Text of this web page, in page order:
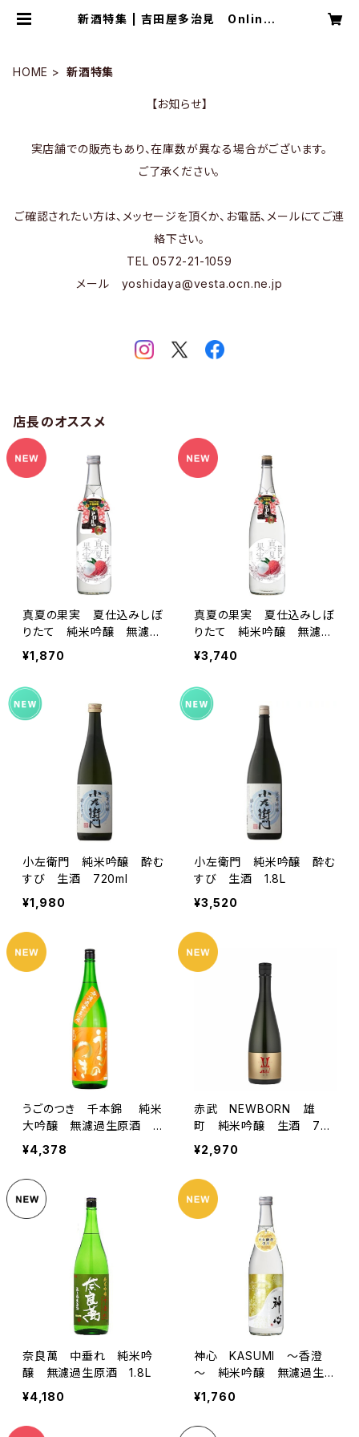
新酒特集 | 吉田屋多治見 OnlineS
HOME 新酒特集
【お知らせ】
実店舗での販売もあり、在庫数が異なる場合がございます。
ご了承ください。
ご確認されたい方は、メッセージを頂くか、お電話、メールにてご連
絡下さい。
TEL 0572-21-1059
メール yoshidaya@vesta.ocn.ne.jp
店長のオススメ
真夏の果実 夏仕込みしぼ
りたて 純米吟醸 無濾過
生原酒 720ml
¥1,870
真夏の果実 夏仕込みしぼ
りたて 純米吟醸 無濾過
生原酒 1.8L
¥3,740
小左衛門 純米吟醸 酔む
すび 生酒 720ml
¥1,980
小左衛門 純米吟醸 酔む
すび 生酒 1.8L
¥3,520
うごのつき 千本錦 純米
大吟醸 無濾過生原酒 1.
8L
¥4,378
赤武 NEWBORN 雄
町 純米吟醸 生酒 720
ml
¥2,970
奈良萬 中垂れ 純米吟
醸 無濾過生原酒 1.8L
¥4,180
神心 KASUMI ～香澄
～ 純米吟醸 無濾過生原
酒 720ml
¥1,760